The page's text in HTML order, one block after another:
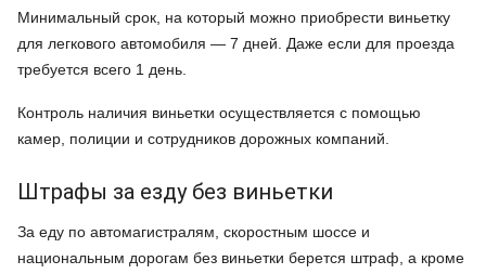
Минимальный срок, на который можно приобрести виньетку
для легкового автомобиля — 7 дней. Даже если для проезда
требуется всего 1 день.
Контроль наличия виньетки осуществляется с помощью
камер, полиции и сотрудников дорожных компаний.
Штрафы за езду без виньетки
За еду по автомагистралям, скоростным шоссе и
национальным дорогам без виньетки берется штраф, а кроме